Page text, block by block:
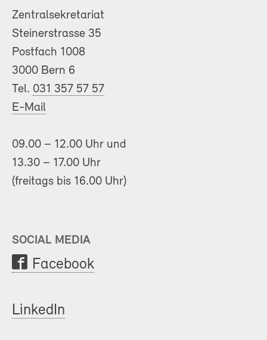
Zentralsekretariat
Steinerstrasse 35
Postfach 1008
3000 Bern 6
Tel. 031 357 57 57
E-Mail
09.00 – 12.00 Uhr und
13.30 – 17.00 Uhr
(freitags bis 16.00 Uhr)
SOCIAL MEDIA
Facebook
LinkedIn